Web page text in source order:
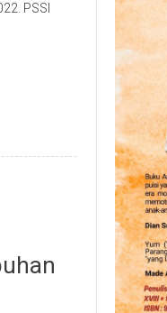
PSSI